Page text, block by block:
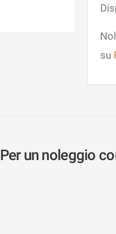
su
Per un noleggio